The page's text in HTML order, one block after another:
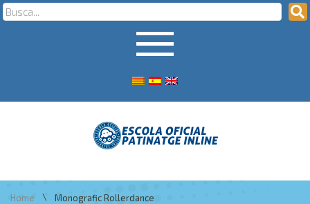
Home \ Monografic Rollerdance